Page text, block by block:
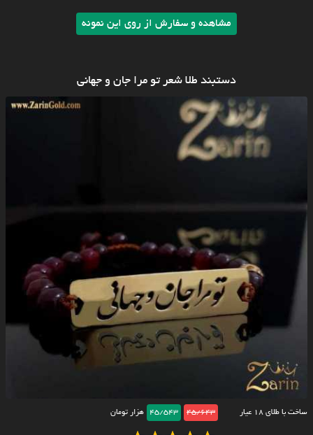
مشاهده و سفارش از روی این نمونه
دستبند طلا شعر تو مرا جان و جهانی
ساخت با طلای ۱۸ عیار 45/643
45/543 هزار تومان